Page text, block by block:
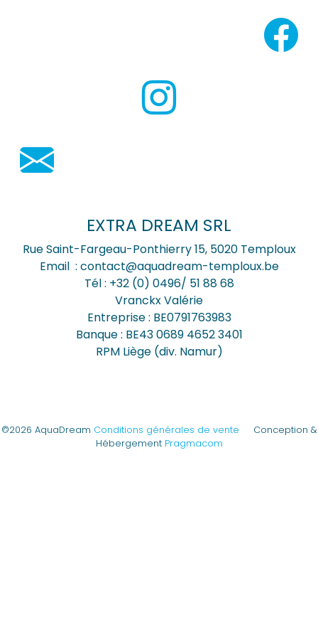
EXTRA DREAM SRL
Rue Saint-Fargeau-Ponthierry 15, 5020 Temploux
Email : contact@aquadream-temploux.be
Tél : +32 (0) 0496/ 51 88 68
Vranckx Valérie
Entreprise : BE0791763983
Banque : BE43 0689 4652 3401
RPM Liège (div. Namur)
©2026 AquaDream Conditions générales de vente
Conception &
Hébergement Pragmacom